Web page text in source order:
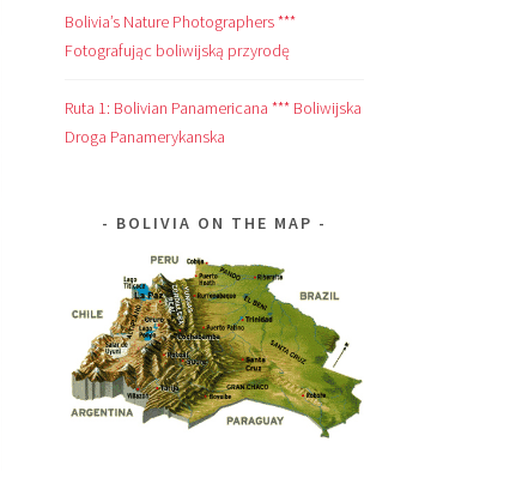
Bolivia’s Nature Photographers ***
Fotografując boliwijską przyrodę
Ruta 1: Bolivian Panamericana *** Boliwijska
Droga Panamerykanska
BOLIVIA ON THE MAP